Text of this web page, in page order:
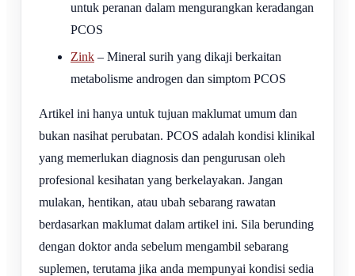
untuk peranan dalam mengurangkan keradangan
PCOS
Zink – Mineral surih yang dikaji berkaitan
metabolisme androgen dan simptom PCOS
Artikel ini hanya untuk tujuan maklumat umum dan
bukan nasihat perubatan. PCOS adalah kondisi klinikal
yang memerlukan diagnosis dan pengurusan oleh
profesional kesihatan yang berkelayakan. Jangan
mulakan, hentikan, atau ubah sebarang rawatan
berdasarkan maklumat dalam artikel ini. Sila berunding
dengan doktor anda sebelum mengambil sebarang
suplemen, terutama jika anda mempunyai kondisi sedia